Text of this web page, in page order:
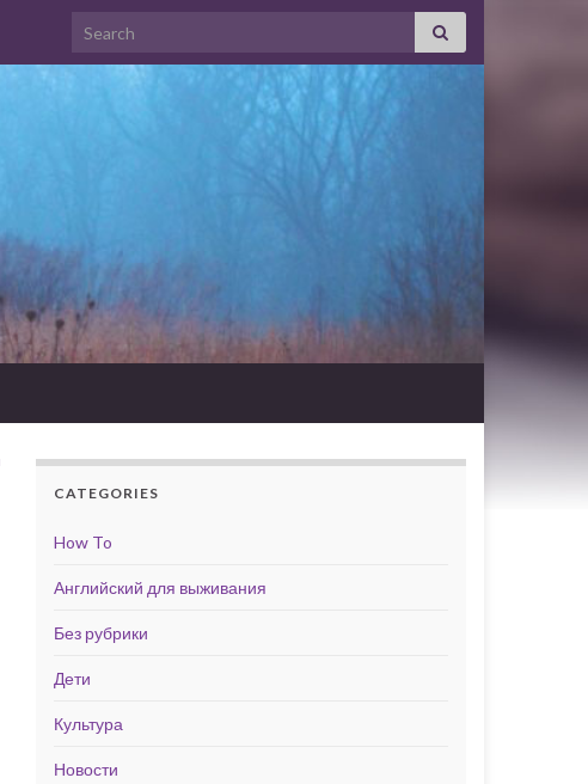
Search for:
CATEGORIES
How To
Английский для выживания
Без рубрики
Дети
Культура
Новости